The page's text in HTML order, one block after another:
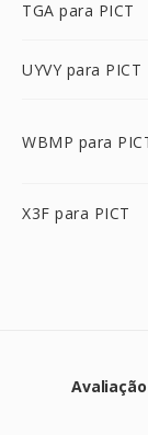
TGA para PICT
UYVY para PICT
WBMP para
X3F para PICT